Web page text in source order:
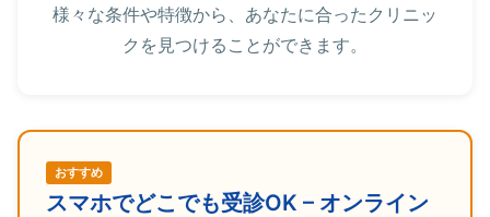
様々な条件や特徴から、あなたに合ったクリニッ
クを見つけることができます。
おすすめ
スマホでどこでも受診OK – オンライン